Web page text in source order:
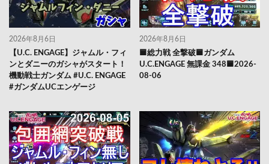
2026年8月6日
【U.C. ENGAGE】ジャムル・フィ
ンとダニーのガシャがスタート！
機動戦士ガンダム #U.C. ENGAGE
#ガンダムUCエンゲージ
2026年8月6日
🟦総力戦 全撃破🟦ガンダム
U.C.ENGAGE 無課金 348🟦2026-
08-06